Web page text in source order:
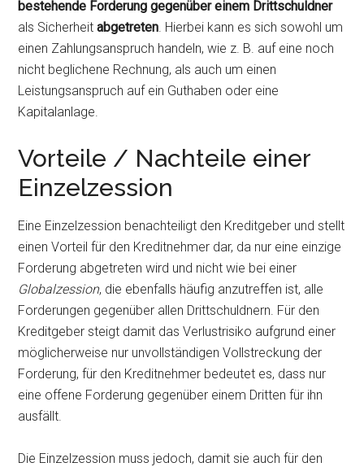
bestehende Forderung gegenüber einem Drittschuldner
als Sicherheitabgetreten. Hierbei kann es sich sowohl um
einen Zahlungsanspruch handeln, wie z. B. auf eine noch
nicht beglichene Rechnung, als auch um einen
Leistungsanspruch auf ein Guthaben oder eine
Kapitalanlage.
Vorteile / Nachteile einer
Einzelzession
Eine Einzelzession benachteiligt den Kreditgeber und stellt
einen Vorteil für den Kreditnehmer dar, da nur eine einzige
Forderung abgetreten wird und nicht wie bei einer
Globalzession, die ebenfalls häufig anzutreffen ist, alle
Forderungen gegenüber allen Drittschuldnern. Für den
Kreditgeber steigt damit das Verlustrisiko aufgrund einer
möglicherweise nur unvollständigen Vollstreckung der
Forderung, für den Kreditnehmer bedeutet es, dass nur
eine offene Forderung gegenüber einem Dritten für ihn
ausfällt.
Die Einzelzession muss jedoch, damit sie auch für den